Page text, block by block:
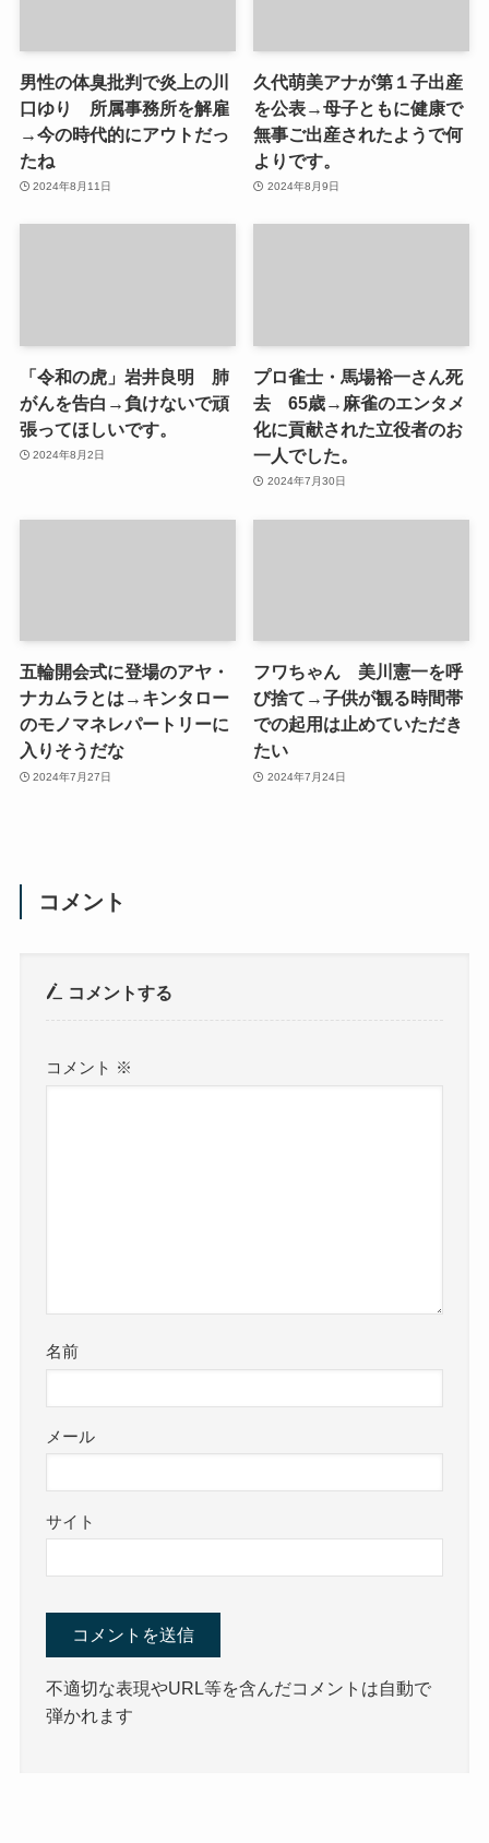
男性の体臭批判で炎上の川
口ゆり 所属事務所を解雇
→今の時代的にアウトだっ
たね
2024年8月11日
久代萌美アナが第１子出産
を公表→母子ともに健康で
無事ご出産されたようで何
よりです。
2024年8月9日
「令和の虎」岩井良明 肺
がんを告白→負けないで頑
張ってほしいです。
2024年8月2日
プロ雀士・馬場裕一さん死
去 65歳→麻雀のエンタメ
化に貢献された立役者のお
一人でした。
2024年7月30日
五輪開会式に登場のアヤ・
ナカムラとは→キンタロー
のモノマネレパートリーに
入りそうだな
2024年7月27日
フワちゃん 美川憲一を呼
び捨て→子供が観る時間帯
での起用は止めていただき
たい
2024年7月24日
コメント
コメントする
コメント ※
名前
メール
サイト
不適切な表現やURL等を含んだコメントは自動で
弾かれます